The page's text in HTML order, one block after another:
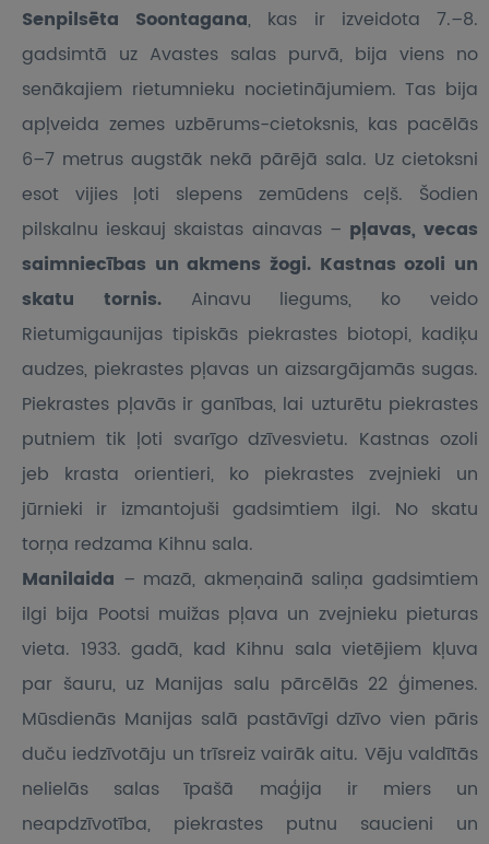
Senpilsēta Soontagana, kas ir izveidota 7.–8.
gadsimtā uz Avastes salas purvā, bija viens no
senākajiem rietumnieku nocietinājumiem. Tas bija
apļveida zemes uzbērums-cietoksnis, kas pacēlās
6–7 metrus augstāk nekā pārējā sala. Uz cietoksni
esot vijies ļoti slepens zemūdens ceļš. Šodien
pilskalnu ieskauj skaistas ainavas – pļavas, vecas
saimniecības un akmens žogi. Kastnas ozoli un
skatu tornis. Ainavu liegums, ko veido
Rietumigaunijas tipiskās piekrastes biotopi, kadiķu
audzes, piekrastes pļavas un aizsargājamās sugas.
Piekrastes pļavās ir ganības, lai uzturētu piekrastes
putniem tik ļoti svarīgo dzīvesvietu. Kastnas ozoli
jeb krasta orientieri, ko piekrastes zvejnieki un
jūrnieki ir izmantojuši gadsimtiem ilgi. No skatu
torņa redzama Kihnu sala.
Manilaida – mazā, akmeņainā saliņa gadsimtiem
ilgi bija Pootsi muižas pļava un zvejnieku pieturas
vieta. 1933. gadā, kad Kihnu sala vietējiem kļuva
par šauru, uz Manijas salu pārcēlās 22 ģimenes.
Mūsdienās Manijas salā pastāvīgi dzīvo vien pāris
duču iedzīvotāju un trīsreiz vairāk aitu. Vēju valdītās
nelielās salas īpašā maģija ir miers un
neapdzīvotība, piekrastes putnu saucieni un